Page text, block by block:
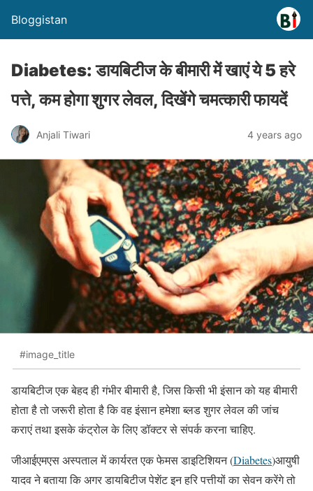
Bloggistan
Diabetes: डायबिटीज के बीमारी में खाएं ये 5 हरे
पत्ते, कम होगा शुगर लेवल, दिखेंगे चमत्कारी फायदें
Anjali Tiwari 4 years ago
#image_title
डायबिटीज एक बेहद ही गंभीर बीमारी है, जिस किसी भी इंसान को यह बीमारी
होता है तो जरूरी होता है कि वह इंसान हमेशा ब्लड शुगर लेवल की जांच
कराएं तथा इसके कंट्रोल के लिए डॉक्टर से संपर्क करना चाहिए.
जीआईएमएस अस्पताल में कार्यरत एक फेमस डाइटिशियन (Diabetes)आयुषी
यादव ने बताया कि अगर डायबिटीज पेशेंट इन हरि पत्तीयों का सेवन करेंगे तो